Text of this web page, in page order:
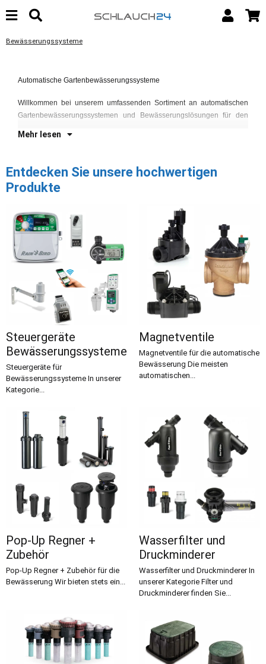
Bewässerungssysteme
Automatische Gartenbewässerungssysteme
Willkommen bei unserem umfassenden Sortiment an automatischen
Gartenbewässerungssystemen und Bewässerungslösungen für den
Mehr lesen
Entdecken Sie unsere hochwertigen
Produkte
Steuergeräte
Bewässerungssysteme
Steuergeräte für
Bewässerungssysteme In unserer
Kategorie...
Magnetventile
Magnetventile für die automatische
Bewässerung Die meisten
automatischen...
Pop-Up Regner +
Zubehör
Pop-Up Regner + Zubehör für die
Bewässerung Wir bieten stets ein...
Wasserfilter und
Druckminderer
Wasserfilter und Druckminderer In
unserer Kategorie Filter und
Druckminderer finden Sie...